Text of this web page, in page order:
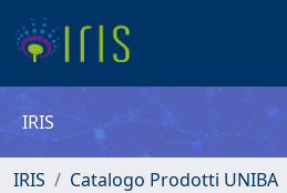
IRIS
IRIS
Catalogo Prodotti UNIBA